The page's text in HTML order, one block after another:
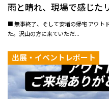
雨と晴れ、現場で感じた
■ 無事終了、そして安堵の帰宅 アウト
た。沢山の方に来ていただ...
出展・イベントレポート